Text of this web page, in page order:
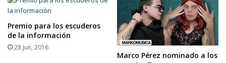
Premio para los escuderos
de la información
28 Jun, 2016
Marco Pérez nominado a los